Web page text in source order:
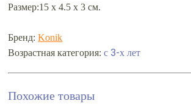
Размер:15 х 4.5 х 3 см.
Бренд:Konik
Возрастная категория:с 3-х лет
Похожие товары